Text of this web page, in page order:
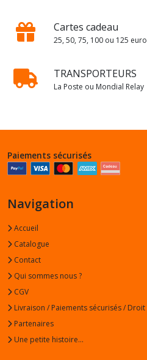
Cartes cadeau
25, 50, 75, 100 ou 125
TRANSPORTEURS
La Poste ou Mondial Relay
Paiements sécurisés
Navigation
Accueil
Catalogue
Contact
Qui sommes nous ?
CGV
Livraison / Paiements sécurisés /
Partenaires
Une petite histoire...